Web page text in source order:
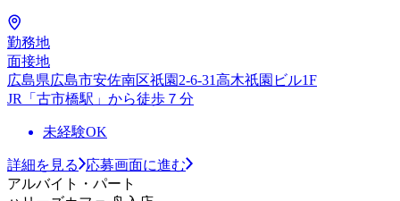
勤務地
面接地
広島県広島市安佐南区祇園2-6-31高木祇園ビル1F
JR「古市橋駅」から徒歩７分
未経験OK
詳細を見る
応募画面に進む
アルバイト・パート